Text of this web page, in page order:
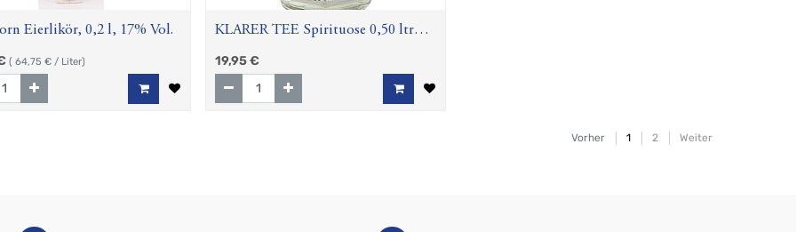
Eierlikör, 0,2 l, 17% Vol.
( 64,75 € / Liter)
KLARER TEE Spirituose 0,50 ltr
30% vol
19,95€
Vorher 1 2 Weiter